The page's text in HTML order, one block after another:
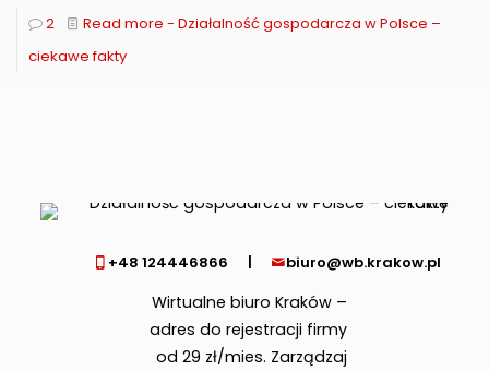
2
Read more - Działalność gospodarcza w Polsce –
ciekawe fakty
+48 124446866 | biuro@wb.krakow.pl
Wirtualne biuro Kraków –
adres do rejestracji firmy
od 29 zł/mies. Zarządzaj